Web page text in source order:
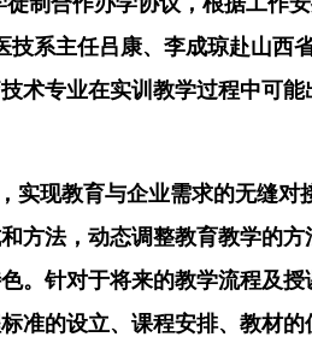
技系主任吕康、李成琼赴山西
术专业在实训教学过程中可能
实现教育与企业需求的无缝对
方法，动态调整教育教学的方
。针对于将来的教学流程及授
准的设立、课程安排、 教材的